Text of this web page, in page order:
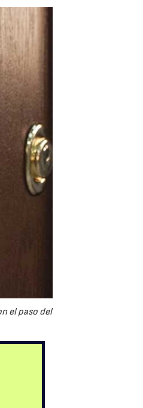
el paso del